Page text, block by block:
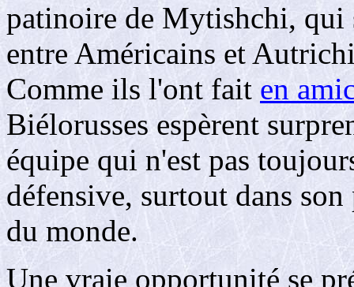
patinoire de Mytishchi, qui
entre Américains et
Comme ils l'ont fait en
Biélorusses espèrent
équipe qui n'est pas
défensive, surtout dans
du monde.
Une vraie opportunité se